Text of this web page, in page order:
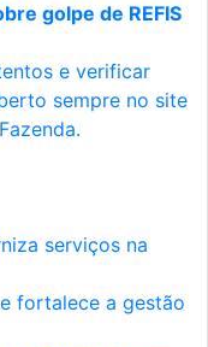
golpe de REFIS
e verificar
sempre no site
serviços na
fortalece a gestão